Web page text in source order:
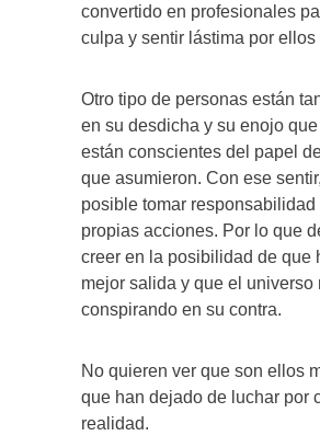
convertido en profesionales
culpa y sentir lástima por ellos
Otro tipo de personas están
en su desdicha y su enojo
están conscientes del papel
que asumieron. Con ese
posible tomar responsabilidad
propias acciones. Por lo que
creer en la posibilidad de que
mejor salida y que el universo
conspirando en su contra.
No quieren ver que son ellos
que han dejado de luchar por
realidad.